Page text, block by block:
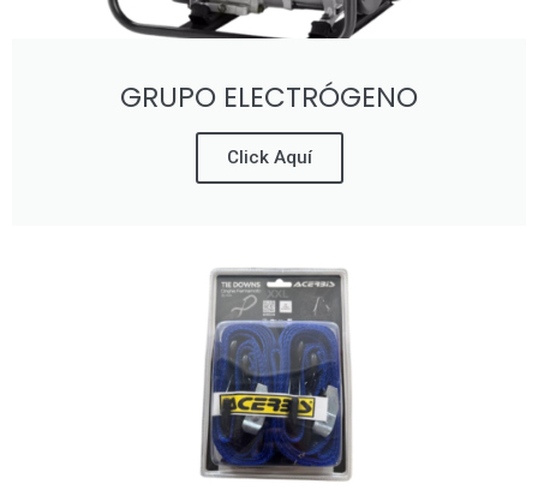
GRUPO ELECTRÓGENO
Click Aquí